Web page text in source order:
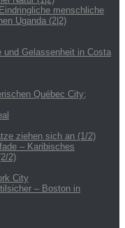
menschliche
Uganda (2|2)
und Gelassenheit in Costa
Québec City;
ziehen sich an (1/2)
– Karibisches
2)
City
– Boston in